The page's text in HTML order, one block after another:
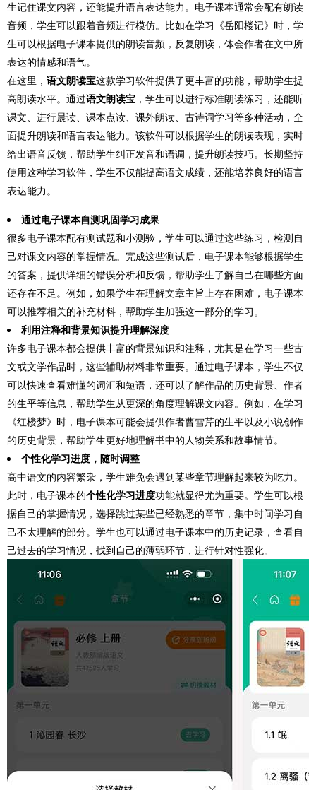
生记住课文内容，还能提升语言表达能力。电子课本通常会配有朗读
音频，学生可以跟着音频进行模仿。比如在学习《岳阳楼记》时，学
生可以根据电子课本提供的朗读音频，反复朗读，体会作者在文中所
表达的情感和语气。
在这里， 语文朗读宝这款学习软件提供了更丰富的功能，帮助学生提
高朗读水平。通过语文朗读宝 ，学生可以进行标准朗读练习，还能听
课文、进行晨读、课本点读、课外朗读、古诗词学习等多种活动，全
面提升朗读和语言表达能力。该软件可以根据学生的朗读表现，实时
给出语音反馈，帮助学生纠正发音和语调，提升朗读技巧。长期坚持
使用这种学习软件，学生不仅能提高语文成绩，还能培养良好的语言
表达能力。
通过电子课本自测巩固学习成果
很多电子课本配有测试题和小测验，学生可以通过这些练习，检测自
己对课文内容的掌握情况。完成这些测试后，电子课本能够根据学生
的答案，提供详细的错误分析和反馈，帮助学生了解自己在哪些方面
还存在不足。例如，如果学生在理解文章主旨上存在困难，电子课本
可以推荐相关的补充材料，帮助学生加强这一部分的学习。
利用注释和背景知识提升理解深度
许多电子课本都会提供丰富的背景知识和注释，尤其是在学习一些古
文或文学作品时，这些辅助材料非常重要。通过电子课本，学生不仅
可以快速查看难懂的词汇和短语，还可以了解作品的历史背景、作者
的生平等信息，帮助学生从更深的角度理解课文内容。例如，在学习
《红楼梦》时，电子课本可能会提供作者曹雪芹的生平以及小说创作
的历史背景，帮助学生更好地理解书中的人物关系和故事情节。
个性化学习进度，随时调整
高中语文的内容繁杂，学生难免会遇到某些章节理解起来较为吃力。
此时，电子课本的个性化学习进度功能就显得尤为重要。学生可以根
据自己的掌握情况，选择跳过某些已经熟悉的章节，集中时间学习自
己不太理解的部分。学生也可以通过电子课本中的历史记录，查看自
己过去的学习情况，找到自己的薄弱环节，进行针对性强化。